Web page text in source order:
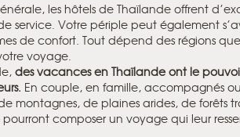
les hôtels de Thaïlande offrent
service. Votre périple peut également
de confort. Tout dépend des régions
voyage.
des vacances en Thaïlande ont le
En couple, en famille, accompagnés
montagnes, de plaines arides, de forêts
composer un voyage qui leur